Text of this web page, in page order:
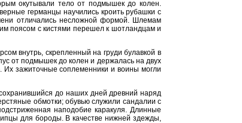
окутывали тело от подмышек до колен.
германцы научились кроить рубашки с
отличались несложной формой. Шлемам
поясом с кистями перешел к шотландцам и
внутрь, скрепленный на груди булавкой в
от подмышек до колен и держалась на двух
зажиточные соплеменники и воины могли
до наших дней древний наряд
обмотки; обувью служили сандалии с
наподобие каракуля. Длинные
для бороды. В качестве нижней здежды,